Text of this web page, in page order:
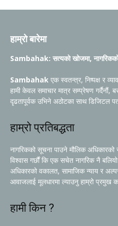
हाम्रो बारेमा
Sambahak: सत्यको खोजमा,
Sambahak एक स्वतन्त्र, निष्पक्ष र
हामी केवल समाचार मात्र सम्प्रेषण गर्दैनौं,
दृढतापूर्वक उभिने अठोटका साथ डिजिटल
हाम्रो प्रतिबद्धता
नागरिकको सूचना पाउने मौलिक अधिकारको
विश्वास गर्छौं कि एक सचेत नागरिक नै
अधिकारको वकालत, सामाजिक न्याय र
आवाजलाई मूलधारमा ल्याउनु हाम्रो प्रमुख
हामी किन ?